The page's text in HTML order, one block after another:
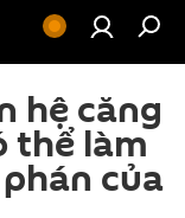
hệ căng
thể làm
của